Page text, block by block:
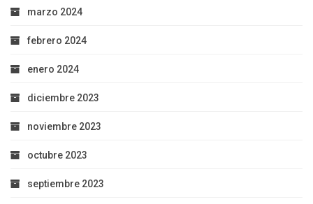
marzo 2024
febrero 2024
enero 2024
diciembre 2023
noviembre 2023
octubre 2023
septiembre 2023